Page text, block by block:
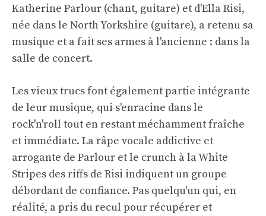
Katherine Parlour (chant, guitare) et d'Ella Risi,
née dans le North Yorkshire (guitare), a retenu sa
musique et a fait ses armes à l'ancienne : dans la
salle de concert.
Les vieux trucs font également partie intégrante
de leur musique, qui s'enracine dans le
rock'n'roll tout en restant méchamment fraîche
et immédiate. La râpe vocale addictive et
arrogante de Parlour et le crunch à la White
Stripes des riffs de Risi indiquent un groupe
débordant de confiance. Pas quelqu'un qui, en
réalité, a pris du recul pour récupérer et